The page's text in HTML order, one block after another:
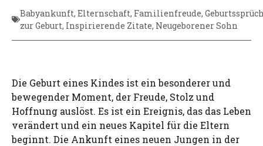
Babyankunft, Elternschaft, Familienfreude,
zur Geburt, Inspirierende Zitate, Neugeborener Sohn
Die Geburt eines Kindes ist ein besonderer und
bewegender Moment, der Freude, Stolz und
Hoffnung auslöst. Es ist ein Ereignis, das das Leben
verändert und ein neues Kapitel für die Eltern
beginnt. Die Ankunft eines neuen Jungen in der